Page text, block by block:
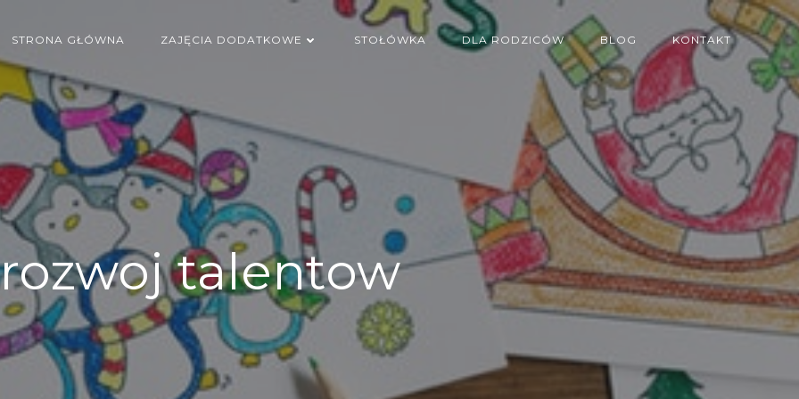
STRONA GŁÓWNA ZAJĘCIA DODATKOWE STOŁÓWKA DLA RODZICÓW BLOG KONTAKT
rozwoj talentow